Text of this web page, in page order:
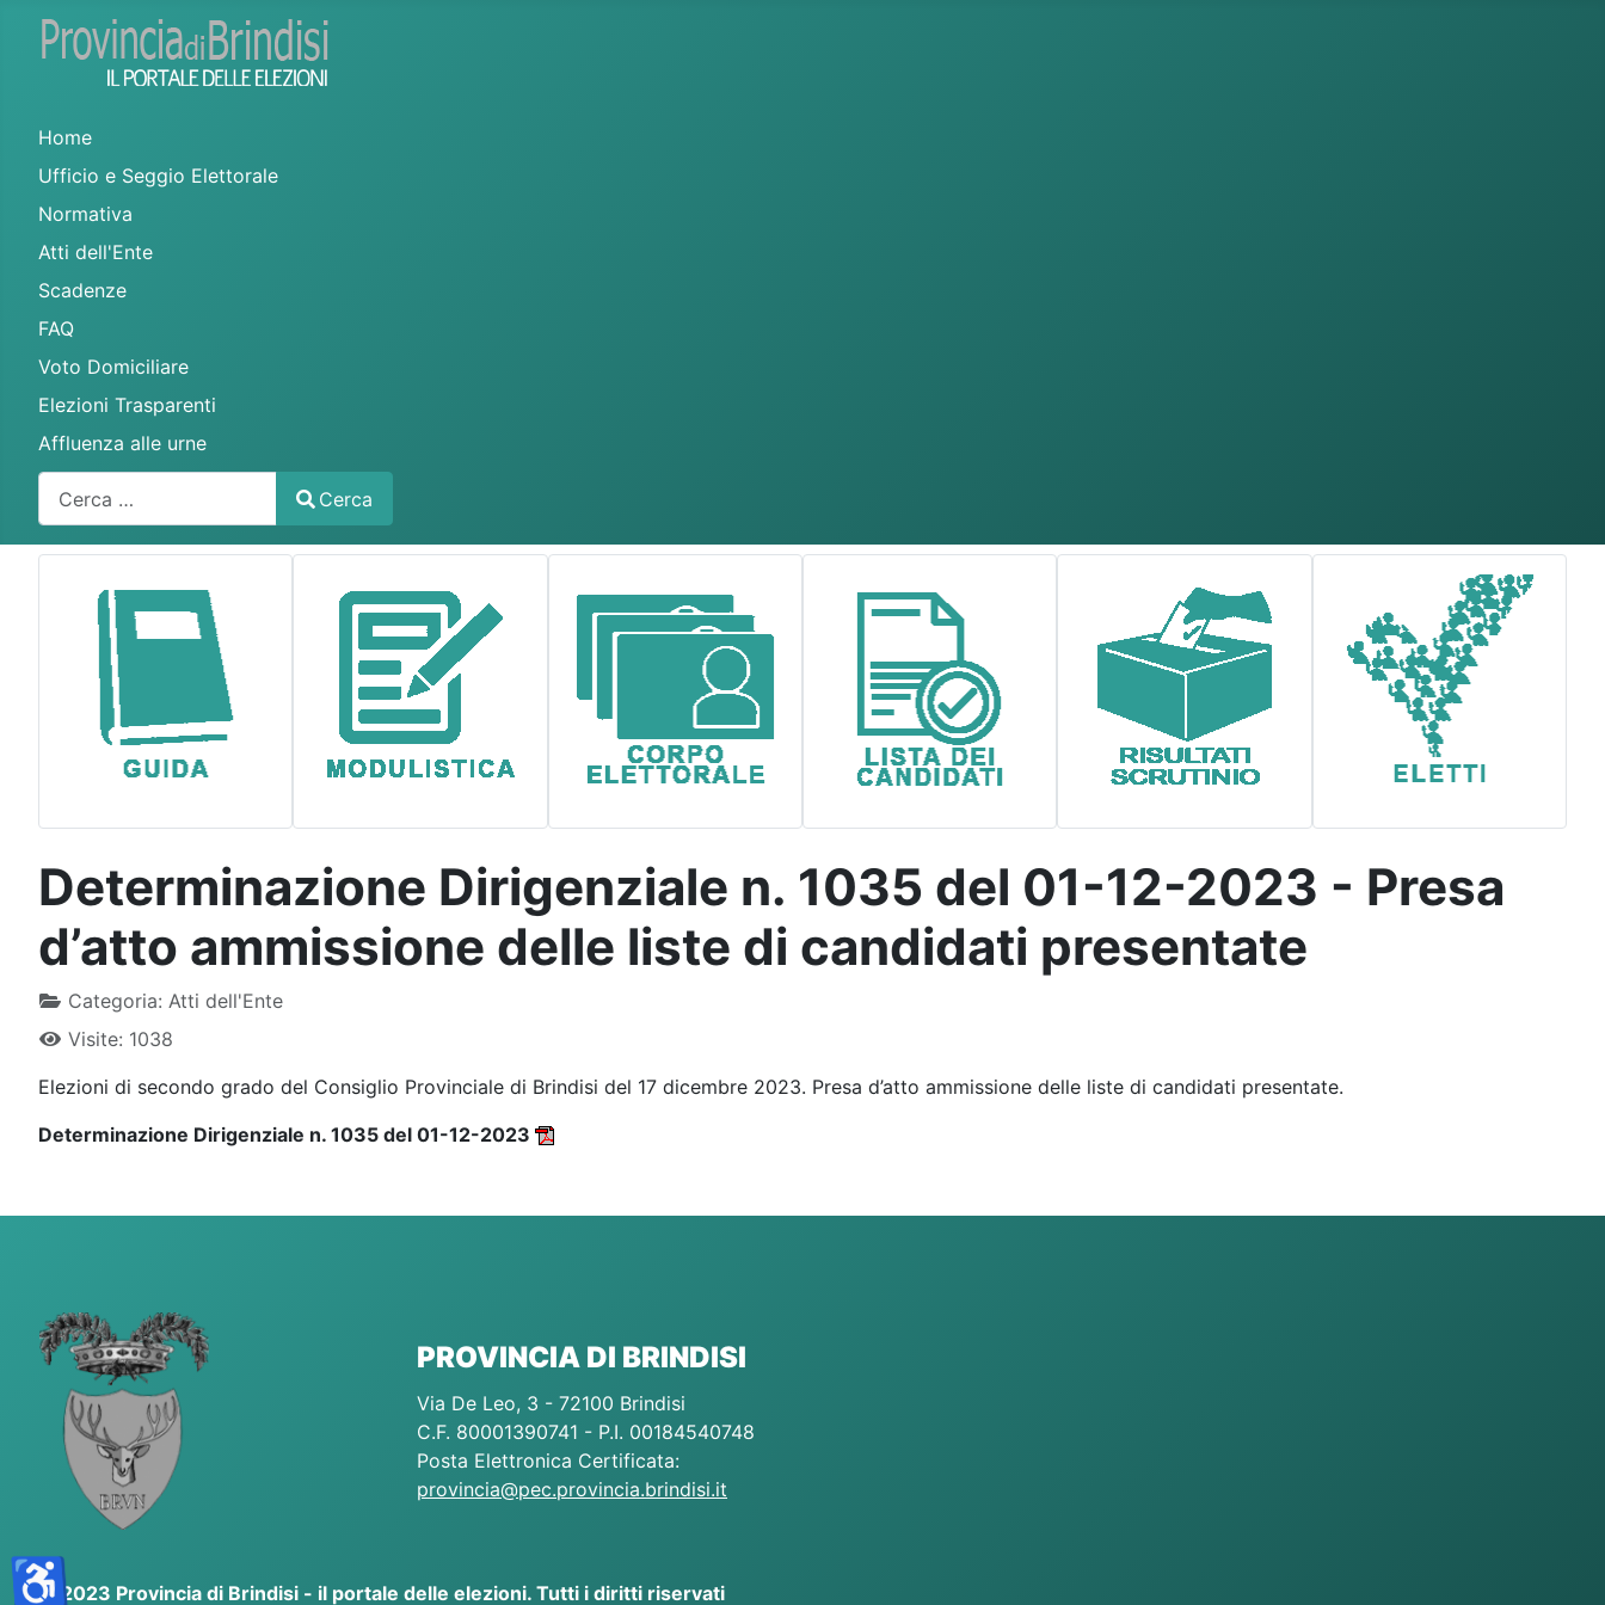
Home
Ufficio e Seggio Elettorale
Normativa
Atti dell'Ente
Scadenze
FAQ
Voto Domiciliare
Elezioni Trasparenti
Affluenza alle urne
Type 2 or more characters for results.
Cerca
Determinazione Dirigenziale n. 1035 del 01-12-2023 - Presa
d’atto ammissione delle liste di candidati presentate
Categoria: Atti dell'Ente
Visite: 1038
Elezioni di secondo grado del Consiglio Provinciale di Brindisi del 17 dicembre 2023. Presa d’atto ammissione delle liste di candidati presentate.
Determinazione Dirigenziale n. 1035 del 01-12-2023
PROVINCIA DI BRINDISI
Via De Leo, 3 - 72100 Brindisi
C.F. 80001390741 - P.I. 00184540748
Posta Elettronica Certificata:
provincia@pec.provincia.brindisi.it
© 2023 Provincia di Brindisi - il portale delle elezioni. Tutti i diritti riservati